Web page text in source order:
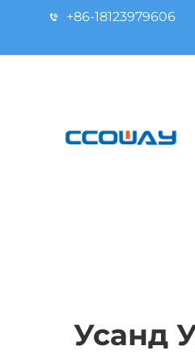
+86-18123979606
Усанд